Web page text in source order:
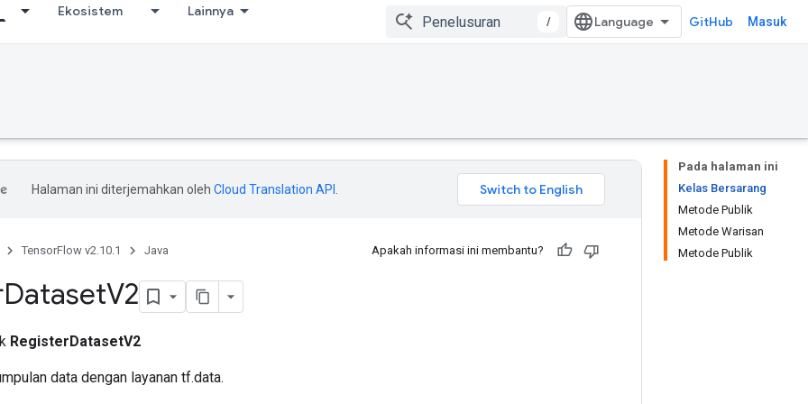
Ekosistem Lainnya
/ GitHub Masuk
Pada halaman ini
Kelas Bersarang
Metode Publik
Metode Warisan
Metode Publik
Halaman ini diterjemahkan oleh Cloud Translation API
TensorFlow v2.10.1 Java Apakah informasi ini membantu?
DatasetV2
RegisterDatasetV2
data dengan layanan tf.data.